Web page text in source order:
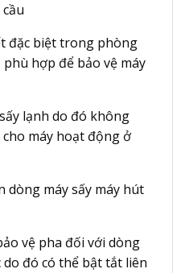
đặc biệt trong phòng
hợp để bảo vệ máy
lạnh do đó không
máy hoạt động ở
dòng máy sấy máy hút
vệ pha đối với dòng
do đó có thể bật tắt liên